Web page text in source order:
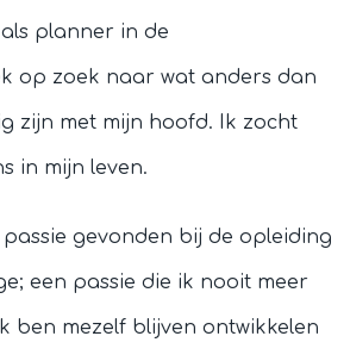
planner in de
op zoek naar wat anders dan
zijn met mijn hoofd. Ik zocht
in mijn leven.
gevonden bij de opleiding
een passie die ik nooit meer
ben mezelf blijven ontwikkelen